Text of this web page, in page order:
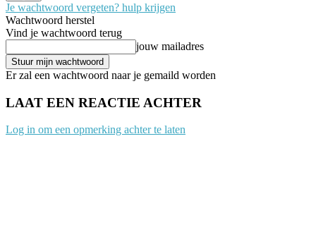
Je wachtwoord vergeten? hulp krijgen
Wachtwoord herstel
Vind je wachtwoord terug
jouw mailadres
Er zal een wachtwoord naar je gemaild worden
LAAT EEN REACTIE ACHTER
Log in om een opmerking achter te laten